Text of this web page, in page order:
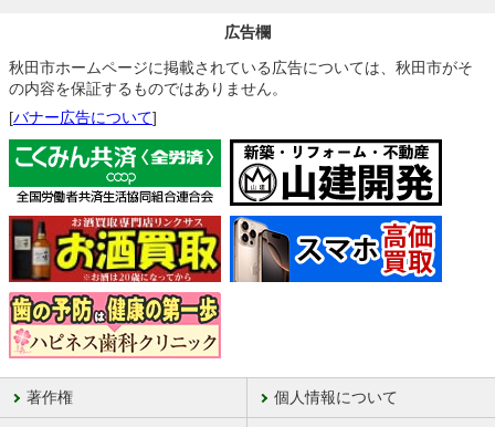
広告欄
秋田市ホームページに掲載されている広告については、秋田市がそ
の内容を保証するものではありません。
[バナー広告について]
著作権 個人情報について